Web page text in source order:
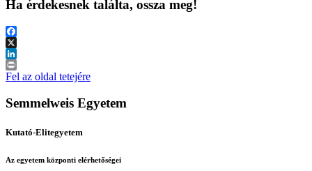
Ha érdekesnek találta, ossza meg!
Facebook
X
LinkedIn
Print
Fel az oldal tetejére
Semmelweis Egyetem
Kutató-Elitegyetem
Az egyetem központi elérhetőségei